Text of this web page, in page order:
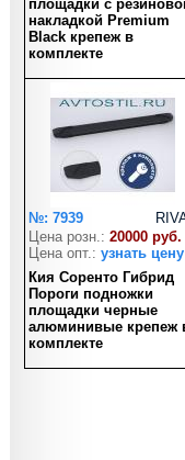
площадки с
накладкой Premium
Black крепеж в
комплекте
№: 7939
Цена розн.: 20000 руб.
Цена опт.: узнать цену
Кия Соренто Гибрид
Пороги подножки
площадки черные
алюминивые крепеж
комплекте